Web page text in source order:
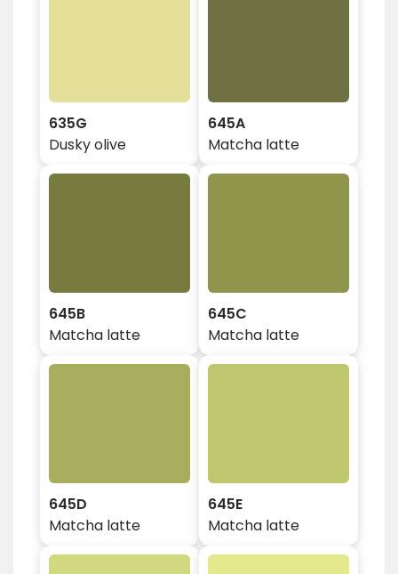
635G
Dusky olive
645A
Matcha latte
645B
Matcha latte
645C
Matcha latte
645D
Matcha latte
645E
Matcha latte